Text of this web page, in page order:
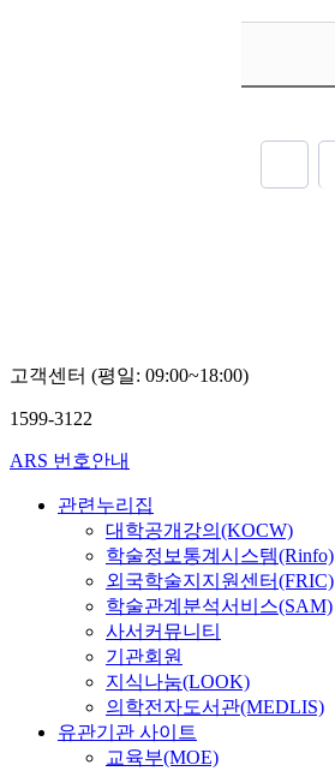
고객센터 (평일: 09:00~18:00)
1599-3122
ARS 번호안내
관련누리집
대학공개강의(KOCW)
학술정보통계시스템(Rinfo)
외국학술지지원센터(FRIC)
학술관계분석서비스(SAM)
사서커뮤니티
기관회원
지식나눔(LOOK)
의학전자도서관(MEDLIS)
유관기관 사이트
교육부(MOE)